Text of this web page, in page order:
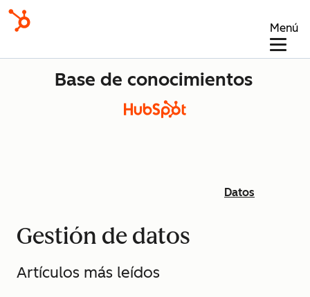
Menú
Base de conocimientos
Datos
Gestión de datos
Artículos más leídos